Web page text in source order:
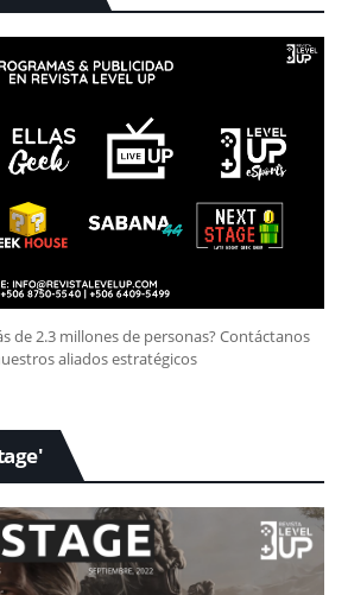
de 2.3 millones de personas? Contáctanos
aliados estratégicos